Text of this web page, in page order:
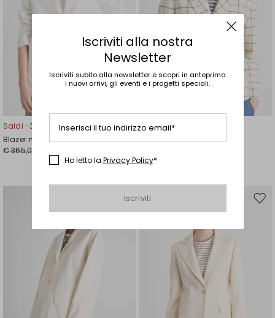
Saldi -30%
Blazer monopetto
€ 365,00
Saldi -30%
Giacca in stuoia
Sposta
nella
Iscriviti alla nostra
Newsletter
Iscriviti subito alla newsletter e scopri in anteprima
i nuovi arrivi, gli eventi e i progetti speciali.
Inserisci il tuo indirizzo email*
Ho letto la Privacy Policy*
Iscriviti